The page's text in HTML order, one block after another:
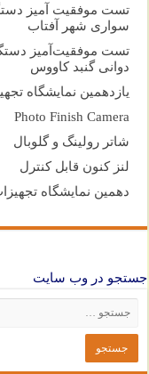
تست موفقیت آمیز
سواری شهر آفتاب
تست موفقیت‌آمیز
دوانی گنبد کاووس
یازدهمین نمایشگاه
Photo Finish Camera
شاتر رولینگ و گلوبال
لنز کنون قابل کنترل
دهمین نمایشگاه
جستجو در وب سایت